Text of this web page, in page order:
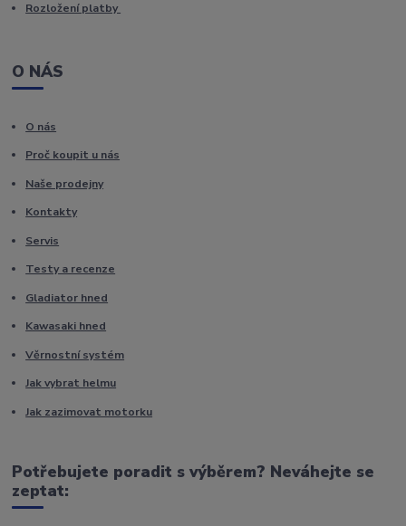
Rozložení platby
O NÁS
O nás
Proč koupit u nás
Naše prodejny
Kontakty
Servis
Testy a recenze
Gladiator hned
Kawasaki hned
Věrnostní systém
Jak vybrat helmu
Jak zazimovat motorku
Potřebujete poradit s výběrem? Neváhejte se
zeptat: